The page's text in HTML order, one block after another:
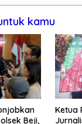
kamu
Beji,
Ketua